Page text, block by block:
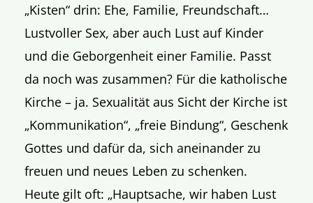
„Kisten“ drin: Ehe, Familie, Freundschaft…
Lustvoller Sex, aber auch Lust auf Kinder
und die Geborgenheit einer Familie. Passt
da noch was zusammen? Für die katholische
Kirche – ja. Sexualität aus Sicht der Kirche ist
„Kommunikation“, „freie Bindung“, Geschenk
Gottes und dafür da, sich aneinander zu
freuen und neues Leben zu schenken.
Heute gilt oft: „Hauptsache, wir haben Lust